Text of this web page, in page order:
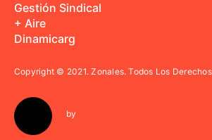
Gestión Sindical
+ Aire
Dinamicarg
Copyright © 2021.Zonales. Todos Los
by